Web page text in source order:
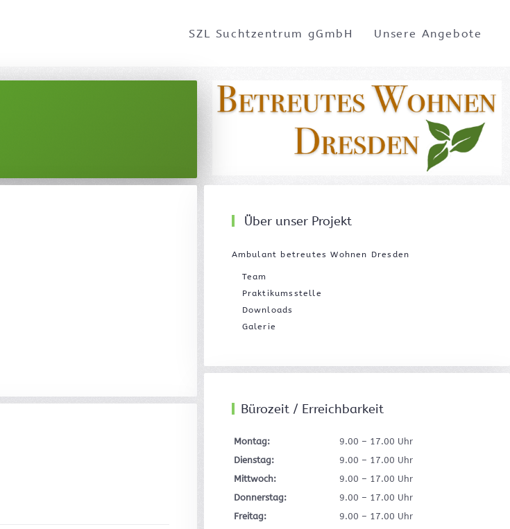
SZL Suchtzentrum gGmbH Unsere Angebote
Über unser Projekt
Ambulant betreutes Wohnen Dresden
Team
Praktikumsstelle
Downloads
Galerie
Bürozeit / Erreichbarkeit
Montag:
9.00 – 17.00 Uhr
Dienstag:
9.00 – 17.00 Uhr
Mittwoch:
9.00 – 17.00 Uhr
Donnerstag:
9.00 – 17.00 Uhr
Freitag:
9.00 – 17.00 Uhr